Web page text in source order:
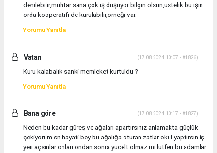
denilebilir,muhtar sana çok iş düşüyor bilgin olsun,üstelik bu işin
orda kooperatifi de kurulabilir,örneği var.
Yorumu Yanıtla
Vatan (17.08.2024 10:07 - #1826)
Kuru kalabalık sanki memleket kurtuldu ?
Yorumu Yanıtla
Bana göre (17.08.2024 10:17 - #1827)
Neden bu kadar güreş ve ağaları apartırsınız anlamakta güçlük
çekiyorum sn hayati bey bu ağalığa oturan zatlar okul yaptırsın iş
yeri açsınlar onları ondan sonra yücelt olmaz mı lütfen bu adamlar